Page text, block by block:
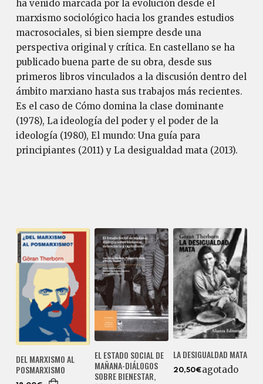
ha venido marcada por la evolución desde el
marxismo sociológico hacia los grandes estudios
macrosociales, si bien siempre desde una
perspectiva original y crítica. En castellano se ha
publicado buena parte de su obra, desde sus
primeros libros vinculados a la discusión dentro del
ámbito marxiano hasta sus trabajos más recientes.
Es el caso de Cómo domina la clase dominante
(1978), La ideología del poder y el poder de la
ideología (1980), El mundo: Una guía para
principiantes (2011) y La desigualdad mata (2013).
DEL MARXISMO AL
POSMARXISMO
EL ESTADO SOCIAL DE
MAÑANA-DIÁLOGOS
SOBRE BIENESTAR,
LA DESIGUALDAD MATA
20,50€agotado